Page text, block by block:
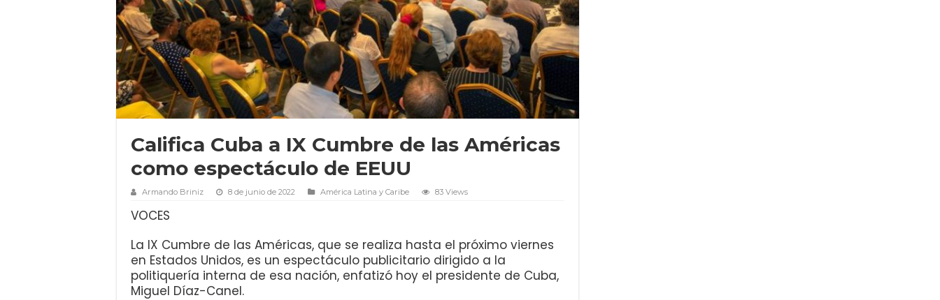
Califica Cuba a IX Cumbre de las Américas
como espectáculo de EEUU
Armando Briniz 8 de junio de 2022 América Latina y Caribe 83 Views
VOCES
La IX Cumbre de las Américas, que se realiza hasta el próximo viernes
en Estados Unidos, es un espectáculo publicitario dirigido a la
politiquería interna de esa nación, enfatizó hoy el presidente de Cuba,
Miguel Díaz-Canel.